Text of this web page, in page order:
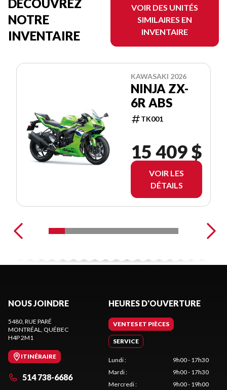
DÉCOUVREZ
NOTRE
INVENTAIRE
VOIR DES UNITÉS
SIMILAIRES EN
INVENTAIRE
KAWASAKI 2026
NINJA ZX-
6R ABS
TK001
15 409 $
VOIR LES
DÉTAILS
NOUS JOINDRE
5480, RUE PARÉ
MONTRÉAL
, QUÉBEC
H4P 2M1
ITINÉRAIRE
514 738-6686
HEURES D'OUVERTURE
VENTES ET PIÈCES
SERVICE
Lundi:
9h00 - 17h30
Mardi:
9h00 - 17h30
Mercredi: 9h00 - 19h00